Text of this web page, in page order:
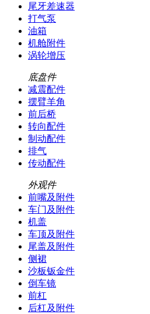
尾牙差速器
打气泵
油箱
机舱附件
涡轮增压
底盘件
减震配件
摆臂羊角
前后桥
转向配件
制动配件
排气
传动配件
外观件
前嘴及附件
车门及附件
机盖
车顶及附件
尾盖及附件
侧裙
沙板钣金件
倒车镜
前杠
后杠及附件